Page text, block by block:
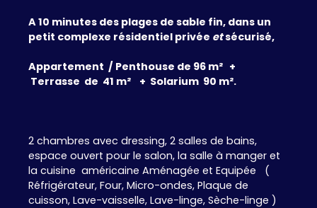
A 10 minutes des plages de sable fin, dans un
petit complexe résidentiel privée etsécurisé,
Appartement / Penthouse de 96 m² +
Terrasse de 41 m² + Solarium 90 m².
2 chambres avec dressing, 2 salles de bains,
espace ouvert pour le salon, la salle à manger et
la cuisine américaine Aménagée et Equipée (
Réfrigérateur, Four, Micro-ondes, Plaque de
cuisson, Lave-vaisselle, Lave-linge, Sèche-linge )